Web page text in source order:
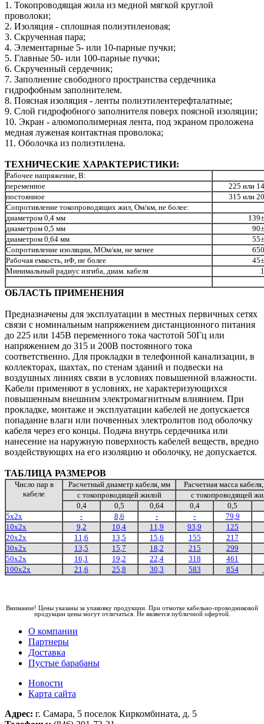
1. Токопроводящая жила из медной мягкой круглой
проволоки;
2. Изоляция - сплошная полиэтиленовая;
3. Скрученная пара;
4. Элементарные 5- или 10-парные пучки;
5. Главные 50- или 100-парные пучки;
6. Скрученный сердечник;
7. Заполнение свободного пространства сердечника
гидрофобным заполнителем.
8. Поясная изоляция - ленты полиэтилентерефталатные;
9. Слой гидрофобного заполнителя поверх поясной изоляции;
10. Экран - алюмополимерная лента, под экраном проложена
медная луженая контактная проволока;
11. Оболочка из полиэтилена.
ТЕХНИЧЕСКИЕ ХАРАКТЕРИСТИКИ:
Рабочее напряжение, В:
переменное
225 или
постоянное
315 или
Сопротивление токопроводящих жил, Ом/км, не более:
диаметром 0,4 мм
диаметром 0,5 мм
диаметром 0,64 мм
Сопротивление изоляции, МОм/км, не менее
Рабочая емкость, нФ, не более
Минимальный радиус изгиба, диам. кабеля
ОБЛАСТЬ ПРИМЕНЕНИЯ
Предназначены для эксплуатации в местных первичных сетях
связи с номинальным напряжением дистанционного питания
до 225 или 145В переменного тока частотой 50Гц или
напряжением до 315 и 200В постоянного тока
соответственно. Для прокладки в телефонной канализации, в
коллекторах, шахтах, по стенам зданий и подвески на
воздушных линиях связи в условиях повышенной влажности.
Кабели применяют в условиях, не характеризующихся
повышенным внешним электромагнитным влиянием. При
прокладке, монтаже и эксплуатации кабелей не допускается
попадание влаги или почвенных электролитов под оболочку
кабеля через его концы. Подача внутрь сердечника или
нанесение на наружную поверхность кабелей веществ, вредно
воздействующих на его изоляцию и оболочку, не допускается.
ТАБЛИЦА РАЗМЕРОВ
Число пар в
кабеле
Расчетный диаметр кабеля, мм
Расчетная масса
с токопроводящей жилой
с токопроводящей
0,4
0,5 0,64 0,4 0,5
5х2х
- 8,6 - -
79,9
10х2х
9,2 10,4 11,9 93,9
125
20х2х
11,6 13,5 15,6 155
217
30х2х
13,5 15,7 18,2 215
299
50х2х
16,1 19,2 22,4 318
461
100х2х
21,6 25,8 30,3 583 854
Внимание! Цены указаны за упаковку продукции. При отмотке кабельно-проводниковой
продукции цены могут отличаться. Не является публичной офертой.
О компании
Партнеры
Доставка
Пустые барабаны
Новости
Карта сайта
Адрес: г. Самара, 5 поселок Киркомбината, д. 5